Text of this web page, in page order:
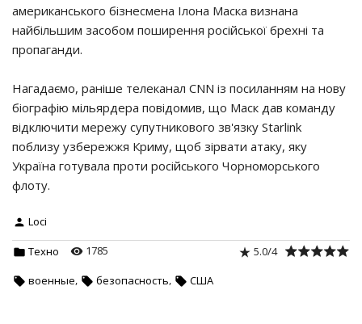
американського бізнесмена Ілона Маска визнана
найбільшим засобом поширення російської брехні та
пропаганди.
Нагадаємо, раніше телеканал CNN із посиланням на нову
біографію мільярдера повідомив, що Маск дав команду
відключити мережу супутникового зв'язку Starlink
поблизу узбережжя Криму, щоб зірвати атаку, яку
Україна готувала проти російського Чорноморського
флоту.
Loci
Техно 1785 5.0/4
военные, безопасность, США